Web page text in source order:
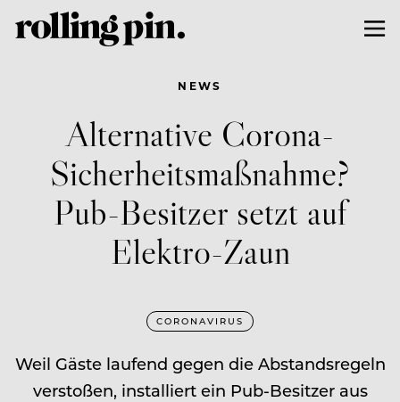
NEWS
Alternative Corona-
Sicherheitsmaßnahme?
Pub-Besitzer setzt auf
Elektro-Zaun
CORONAVIRUS
Weil Gäste laufend gegen die Abstandsregeln
verstoßen, installiert ein Pub-Besitzer aus